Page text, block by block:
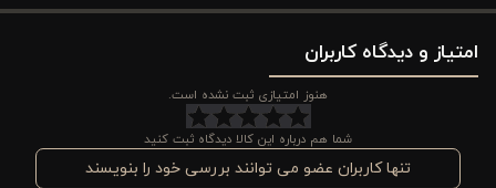
اکالیپتوس، تجربه‌ای لطیف و دلپذیر از خواب را ایجاد می‌کند.
یکی از ویژگی‌های برجسته این سرویس،
گل‌دار و یک طرف ساده که امکان تغییر دکور تخت بر اساس حال و
هوای روز را به شما می‌دهد. همچنینکاور زیپ‌دار
جایگذاری لحاف را آسان کرده است. این سرویس شاململحفه روی
امتیاز و دیدگاه کاربران
هنوز امتیازی ثبت نشده است.
شما هم درباره این کالا دیدگاه ثبت کنید
تنها کاربران عضو می توانند بررسی خود را بنویسند